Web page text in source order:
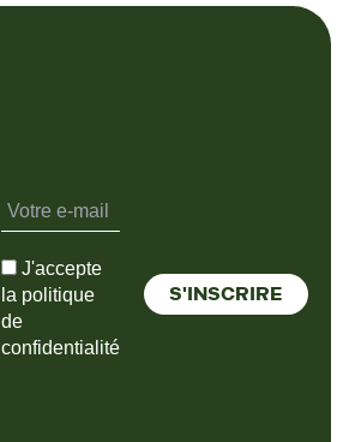
J'accepte
la politique
de
confidentialité